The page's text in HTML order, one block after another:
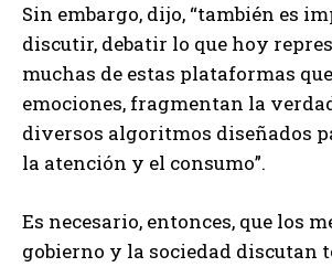
Sin embargo, dijo, “también es
discutir, debatir lo que hoy
muchas de estas plataformas
emociones, fragmentan la
diversos algoritmos diseñados
la atención y el consumo”.
Es necesario, entonces, que los
gobierno y la sociedad discutan